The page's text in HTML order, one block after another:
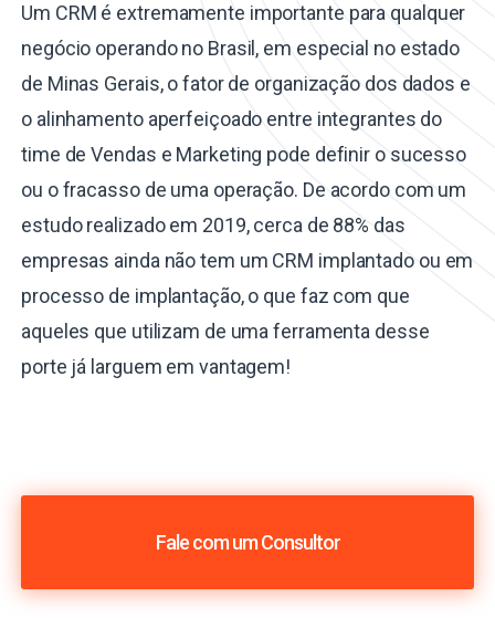
Um CRM é extremamente importante para qualquer
negócio operando no Brasil, em especial no estado
de Minas Gerais, o fator de organização dos dados e
o alinhamento aperfeiçoado entre integrantes do
time de Vendas e Marketing pode definir o sucesso
ou o fracasso de uma operação. De acordo com um
estudo realizado em 2019, cerca de 88% das
empresas ainda não tem um CRM implantado ou em
processo de implantação, o que faz com que
aqueles que utilizam de uma ferramenta desse
porte já larguem em vantagem!
Fale com um Consultor